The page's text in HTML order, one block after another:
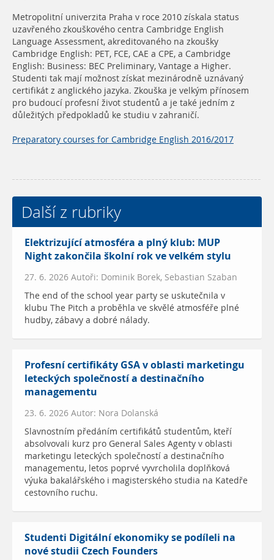
Metropolitní univerzita Praha v roce 2010 získala status
uzavřeného zkouškového centra Cambridge English
Language Assessment, akreditovaného na zkoušky
Cambridge English: PET, FCE, CAE a CPE, a Cambridge
English: Business: BEC Preliminary, Vantage a Higher.
Studenti tak mají možnost získat mezinárodně uznávaný
certifikát z anglického jazyka. Zkouška je velkým přínosem
pro budoucí profesní život studentů a je také jedním z
důležitých předpokladů ke studiu v zahraničí.
Preparatory courses for Cambridge English 2016/2017
Další z rubriky
Elektrizující atmosféra a plný klub: MUP
Night zakončila školní rok ve velkém stylu
27. 6. 2026 Autoři: Dominik Borek, Sebastian Szaban
The end of the school year party se uskutečnila v
klubu The Pitch a proběhla ve skvělé atmosféře plné
hudby, zábavy a dobré nálady.
Profesní certifikáty GSA v oblasti marketingu
leteckých společností a destinačního
managementu
23. 6. 2026 Autor: Nora Dolanská
Slavnostním předáním certifikátů studentům, kteří
absolvovali kurz pro General Sales Agenty v oblasti
marketingu leteckých společností a destinačního
managementu, letos poprvé vyvrcholila doplňková
výuka bakalářského i magisterského studia na Katedře
cestovního ruchu.
Studenti Digitální ekonomiky se podíleli na
nové studii Czech Founders